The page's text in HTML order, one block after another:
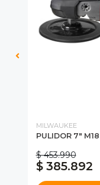
MILWAUKEE
PULIDOR 7"
$ 453.990
$ 385.892